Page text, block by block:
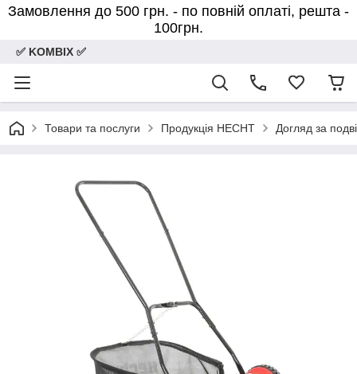
Замовлення до 500 грн. - по повній оплаті, решта -
100грн.
✅ KOMBIX ✅
Товари та послуги Продукція HECHT Догляд за